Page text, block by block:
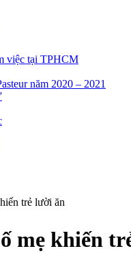
việc tại TPHCM
năm 2020 – 2021
trẻ lười ăn
mẹ khiến